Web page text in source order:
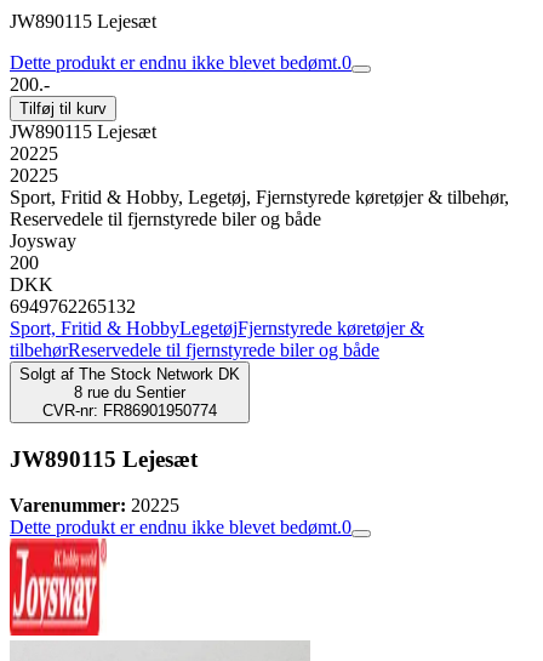
JW890115 Lejesæt
Dette produkt er endnu ikke blevet bedømt.0
200.-
Tilføj til kurv
JW890115 Lejesæt
20225
20225
Sport, Fritid & Hobby, Legetøj, Fjernstyrede køretøjer & tilbehør,
Reservedele til fjernstyrede biler og både
Joysway
200
DKK
6949762265132
Sport, Fritid & HobbyLegetøjFjernstyrede køretøjer &
tilbehørReservedele til fjernstyrede biler og både
Solgt af The Stock Network DK
8 rue du Sentier
CVR-nr: FR86901950774
JW890115 Lejesæt
Varenummer: 20225
Dette produkt er endnu ikke blevet bedømt.0